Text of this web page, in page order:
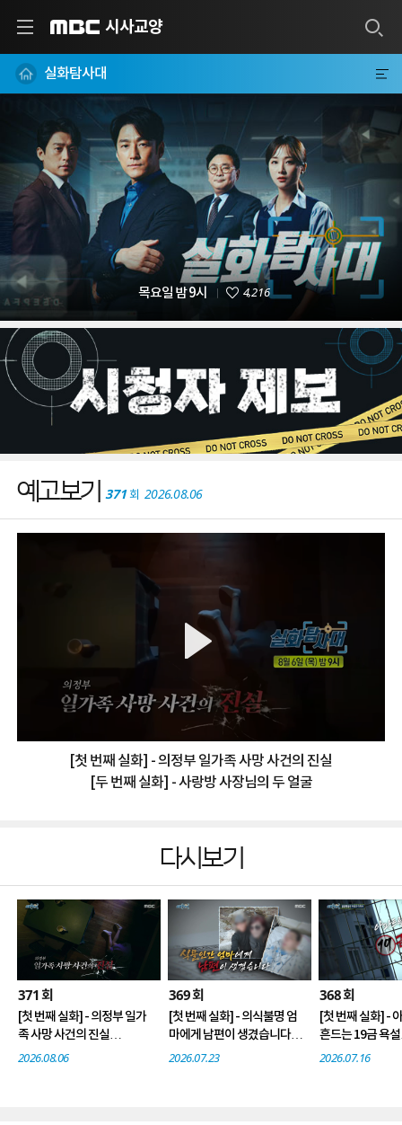
시사교양
실화탐사대
목요일 밤 9시 4,216
예고보기371회 2026.08.06
[첫 번째 실화] - 의정부 일가족 사망 사건의 진실
[두 번째 실화] - 사랑방 사장님의 두 얼굴
다시보기
371회
[첫 번째 실화] - 의정부 일가
족 사망 사건의 진실
[두 번째 실화] - 사랑방 사장
2026.08.06
369회
[첫 번째 실화] - 의식불명 엄
마에게 남편이 생겼습니다.
[두 번째 실화] - 800억 자산
2026.07.23
368회
[첫 번째 실화] -
흔드는 19금 욕설
[두 번째 실화] -
2026.07.16